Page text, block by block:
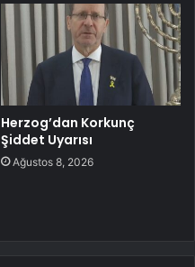
Herzog’dan Korkunç
Şiddet Uyarısı
Ağustos 8, 2026